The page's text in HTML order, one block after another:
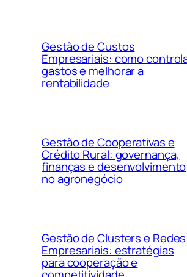
Gestão de Custos
Empresariais: como
gastos e melhorar a
rentabilidade
Gestão de Cooperativas e
Crédito Rural: governança,
finanças e desenvolvimento
no agronegócio
Gestão de Clusters e Redes
Empresariais: estratégias
para cooperação e